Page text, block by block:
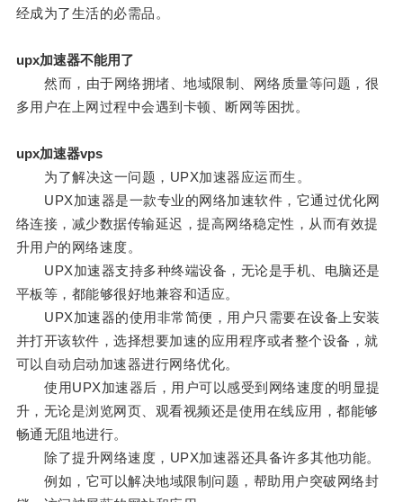
经成为了生活的必需品。
upx加速器不能用了
然而，由于网络拥堵、地域限制、网络质量等问题，很
多用户在上网过程中会遇到卡顿、断网等困扰。
upx加速器vps
为了解决这一问题，UPX加速器应运而生。
UPX加速器是一款专业的网络加速软件，它通过优化网
络连接，减少数据传输延迟，提高网络稳定性，从而有效提
升用户的网络速度。
UPX加速器支持多种终端设备，无论是手机、电脑还是
平板等，都能够很好地兼容和适应。
UPX加速器的使用非常简便，用户只需要在设备上安装
并打开该软件，选择想要加速的应用程序或者整个设备，就
可以自动启动加速器进行网络优化。
使用UPX加速器后，用户可以感受到网络速度的明显提
升，无论是浏览网页、观看视频还是使用在线应用，都能够
畅通无阻地进行。
除了提升网络速度，UPX加速器还具备许多其他功能。
例如，它可以解决地域限制问题，帮助用户突破网络封